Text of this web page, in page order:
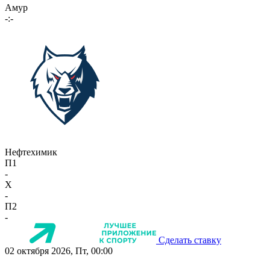
Амур
-:-
Нефтехимик
П1
-
X
-
П2
-
Сделать ставку
02 октября 2026, Пт, 00:00